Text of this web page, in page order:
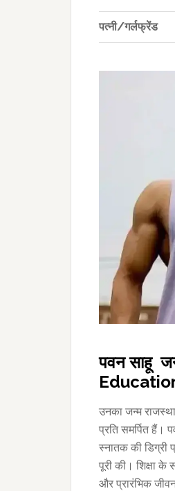
पत्नी/गर्लफ्रेंड
पवन साहू
उनका जन्म
प्रति समर्पित हैं।
स्नातक की डिग्री
पूरी की। शिक्षा
और प्रारंभिक